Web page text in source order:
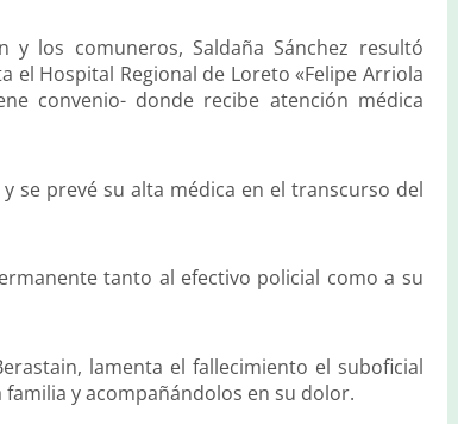
los comuneros, Saldaña Sánchez resultó
el Hospital Regional de Loreto «Felipe Arriola
convenio- donde recibe atención médica
se prevé su alta médica en el transcurso del
tanto al efectivo policial como a su
lamenta el fallecimiento el suboficial
familia y acompañándolos en su dolor.